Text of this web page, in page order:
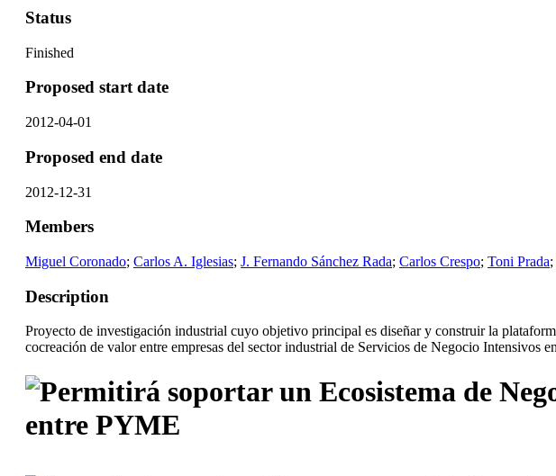
Status
Finished
Proposed start date
2012-04-01
Proposed end date
2012-12-31
Members
Miguel Coronado; Carlos A. Iglesias; J. Fernando Sánchez Rada; Carlos Crespo; Toni Prada;
Description
Proyecto de investigación industrial cuyo objetivo principal es diseñar y construir la
cocreación de valor entre empresas del sector industrial de Servicios de Negocio Intensivos